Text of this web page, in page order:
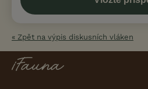
« Zpět na výpis diskusních vláken